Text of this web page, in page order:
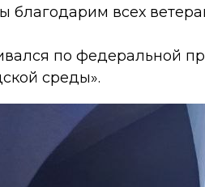
всех
по федеральной
среды».